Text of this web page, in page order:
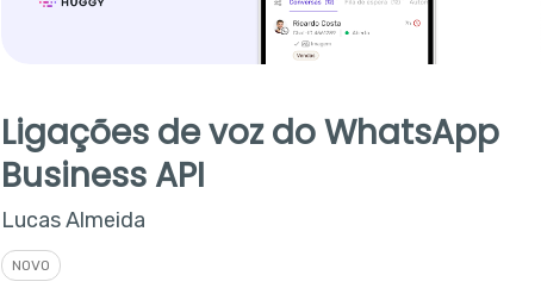
Ligações de voz do WhatsApp
Business API
Lucas Almeida
NOVO